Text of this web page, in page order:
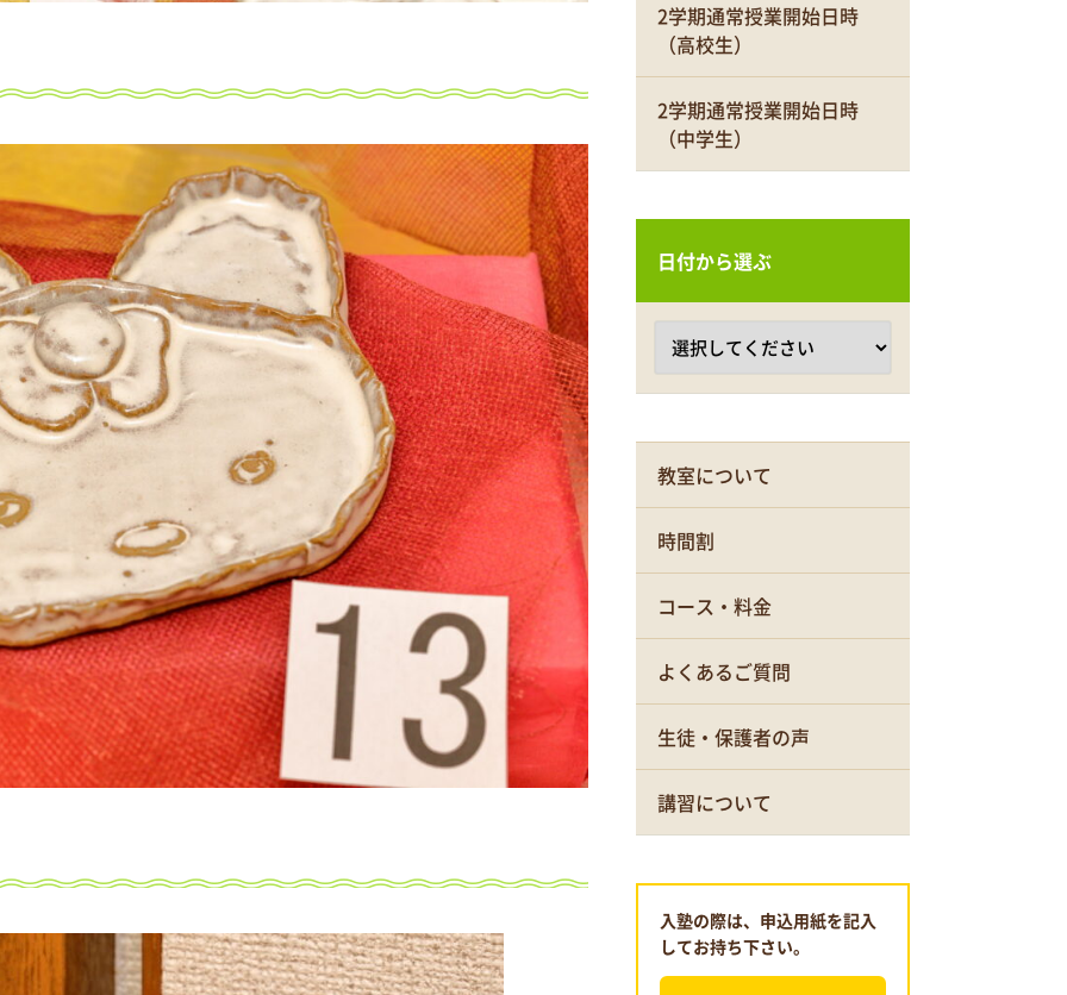
2学期通常授業開始日時
（高校生）
2学期通常授業開始日時
（中学生）
日付から選ぶ
教室について
時間割
コース・料金
よくあるご質問
生徒・保護者の声
講習について
入塾の際は、申込用紙を記入
してお持ち下さい。